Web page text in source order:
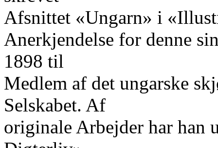
Afsnittet «Ungarn» i
Anerkjendelse for denne
1898 til
Medlem af det ungarske
Selskabet. Af
originale Arbejder har han